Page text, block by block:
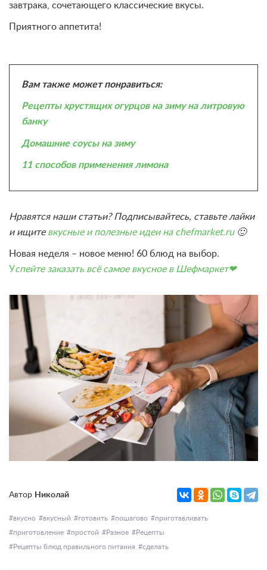
завтрака, сочетающего классические вкусы.
Приятного аппетита!
Вам также может понравиться:
Рецепты хрустящих огурцов на зиму на литровую
банку
Домашние соусы на зиму
11 способов применения лимона
Нравятся наши статьи? Подписывайтесь, ставьте лайки
и ищите вкусные и полезные идеи на chefmarket.ru 🙂
Новая неделя – новое меню! 60 блюд на выбор.
Успейте заказать всё самое вкусное в Шефмаркет❤
Автор Николай
вкусно вкусный готовить пошагово
приготавливать
приготовление
простой Разное
Рецепты
Рецепты блюд правильного питания
сделать